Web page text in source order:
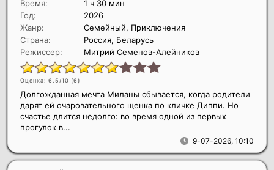
Время:
1 ч 30 мин
Год:
2026
Жанр:
Семейный, Приключения
Страна:
Россия, Беларусь
Режиссер:
Митрий Семенов-Алейников
Оценка: 6.5/10 (6)
9-07-2026, 10:10
Долгожданная мечта Миланы сбывается, когда родители
дарят ей очаровательного щенка по кличке Диппи. Но
счастье длится недолго: во время одной из первых
прогулок в...